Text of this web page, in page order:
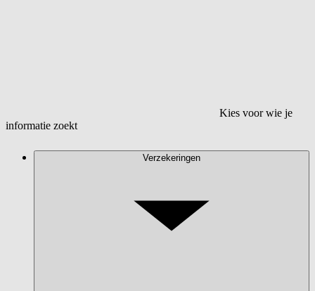
Kies voor wie je
informatie zoekt
Verzekeringen